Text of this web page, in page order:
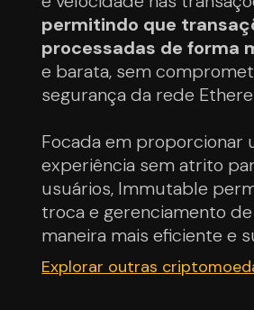
permitindo que
processadas de forma
e barata, sem
segurança da rede
Focada em proporcionar
experiência sem atrito
usuários, Immutable
troca e gerenciamento
maneira mais eficiente e
Explorar outras